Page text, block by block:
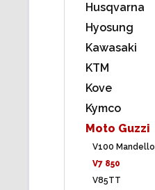
Husqvarna
Hyosung
Kawasaki
KTM
Kove
Kymco
Moto Guzzi
V100 Mandello
V7 850
V85TT